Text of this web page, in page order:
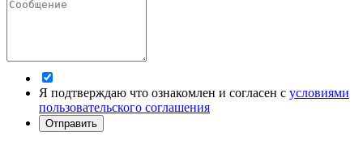
Я подтверждаю что ознакомлен и согласен с условиями
пользовательского соглашения
Отправить